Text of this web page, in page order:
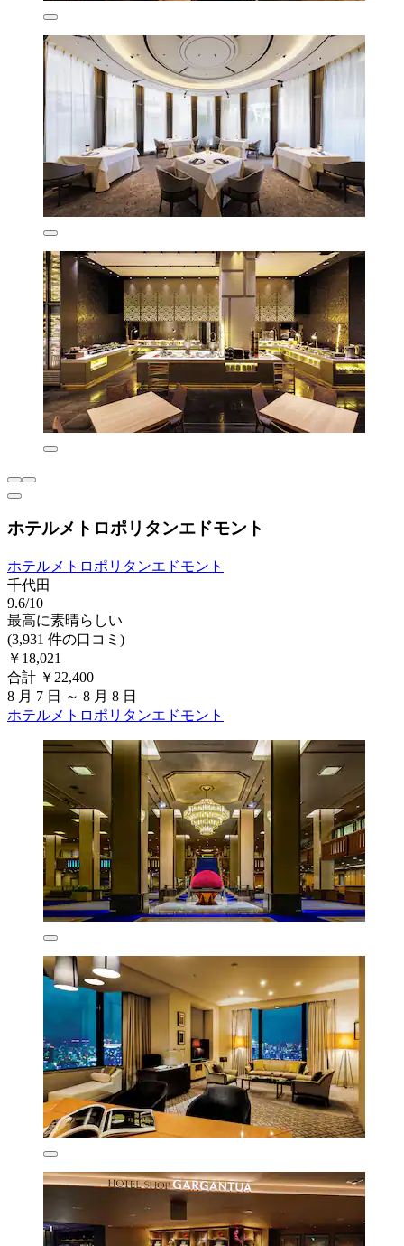
ホテルメトロポリタンエドモント
ホテルメトロポリタンエドモント
千代田
9.6/10
最高に素晴らしい
(3,931 件の口コミ)
￥18,021
合計 ￥22,400
8 月 7 日 ～ 8 月 8 日
ホテルメトロポリタンエドモント